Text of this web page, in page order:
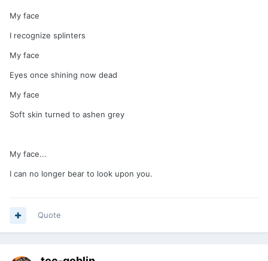
My face
I recognize splinters
My face
Eyes once shining now dead
My face
Soft skin turned to ashen grey
My face...
I can no longer bear to look upon you.
Quote